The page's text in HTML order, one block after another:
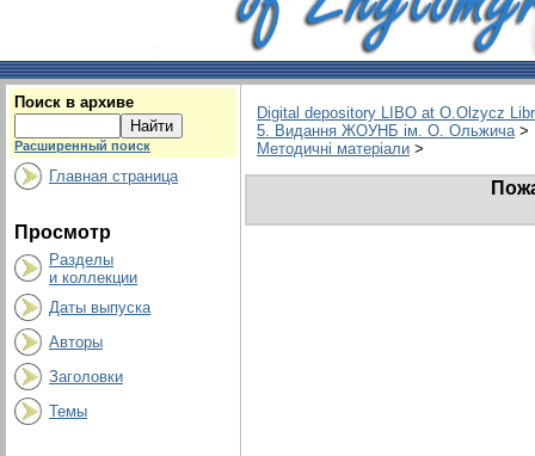
Поиск в архиве
Расширенный поиск
Главная страница
Просмотр
Разделы
и коллекции
Даты выпуска
Авторы
Заголовки
Темы
Digital depository LIBO at O.Olzycz
5. Видання ЖОУНБ ім. О. Ольжича>
Методичні матеріали >